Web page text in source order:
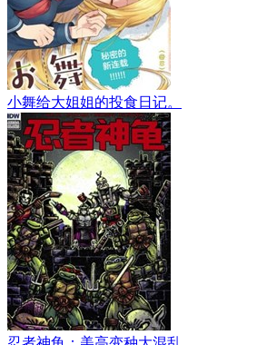
小舞给大姐姐的投食日记。